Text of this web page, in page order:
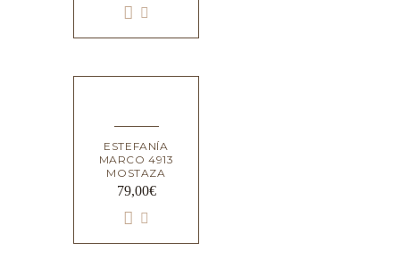
ESTEFANÍA
MARCO 4913
MOSTAZA
79,00€